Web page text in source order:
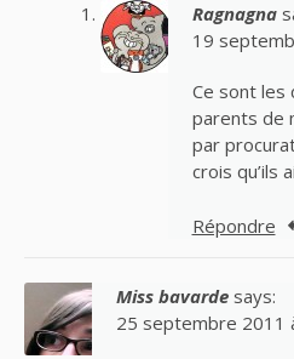
Ragnagna
19
Ce sont les
parents de
par
crois qu’ils
Répondre
Miss bavarde says:
25 septembre 2011